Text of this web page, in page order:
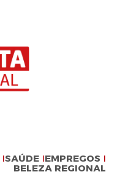
SAÚDE EMPREGOS
BELEZA REGIONAL